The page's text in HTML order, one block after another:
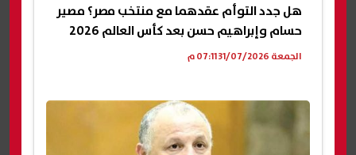
هل جدد التوأم عقدهما مع منتخب مصر؟ مصير
حسام وإبراهيم حسن بعد كأس العالم 2026
الجمعة 31/07/2026 07:11 م